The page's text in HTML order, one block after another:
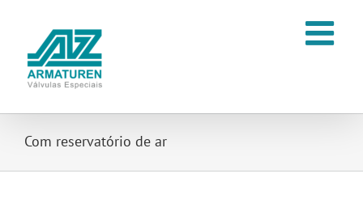
conteúdo
Com reservatório de ar